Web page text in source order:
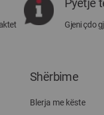
Megatek:
Pyetje
Gjeni çdo
Shërbime
Blerja me këste